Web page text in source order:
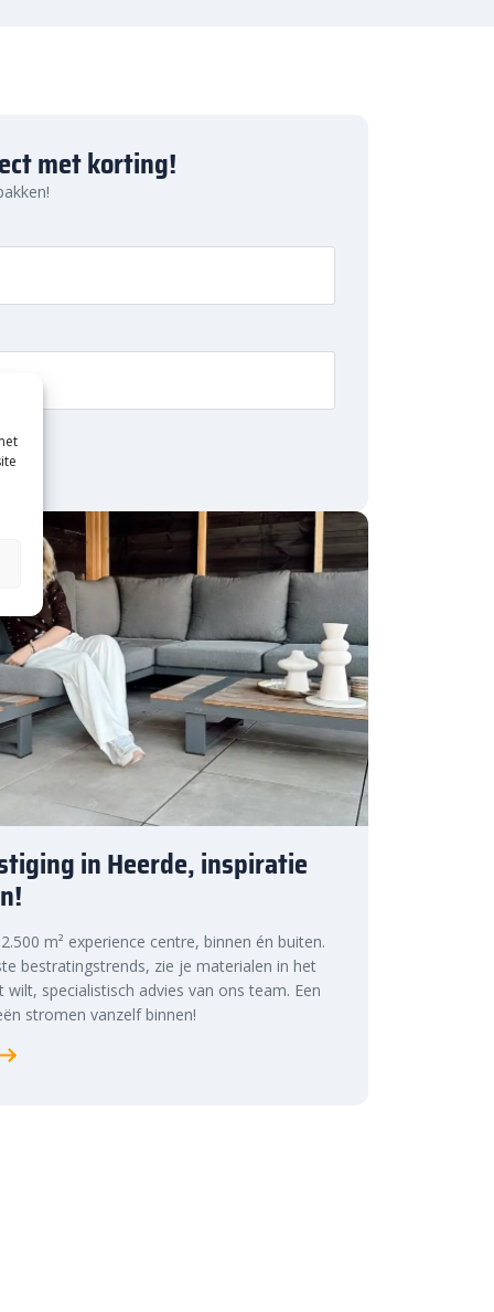
met korting!
in Heerde, inspiratie
m² experience centre, binnen én buiten.
bestratingstrends, zie je materialen in het
specialistisch advies van ons team. Een
stromen vanzelf binnen!